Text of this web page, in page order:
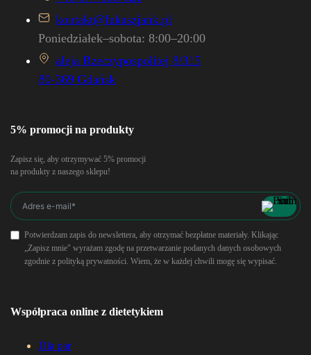
kontakt@lukaszjank.pl
Poniedziałek–sobota: 8:00–20:00
aleja Rzeczypospolitej 8/315
80-369 Gdańsk
Współpraca online z dietetykiem
Dla par
5% promocji na produkty
Zapisz się, aby otrzymywać 5% promocji
na produkty z naszego sklepu!
Potwierdzam zapis do newslettera, aby otrzymać bezpłatne materiały. Klikając
„Zapisz mnie" wyrażam zgodę na przetwarzanie podanych danych osobowych
zgodnie z polityką prywatności. Wiem, że w każdej chwili mogę się wypisać.